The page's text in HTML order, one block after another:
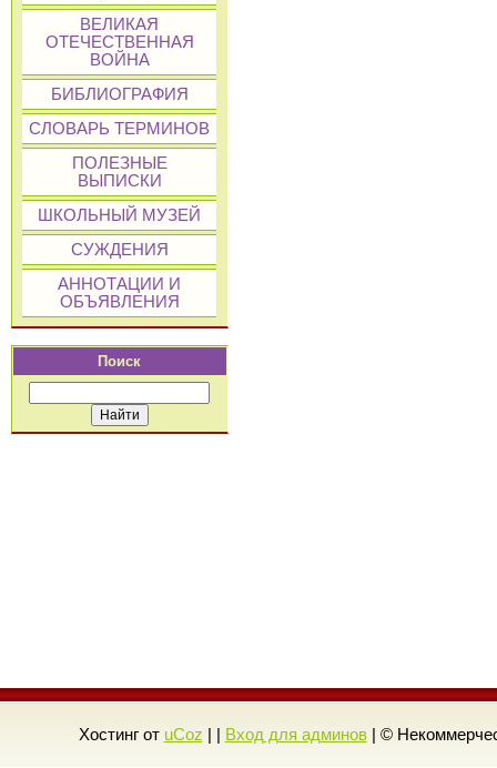
ВЕЛИКАЯ
ОТЕЧЕСТВЕННАЯ
ВОЙНА
БИБЛИОГРАФИЯ
СЛОВАРЬ ТЕРМИНОВ
ПОЛЕЗНЫЕ
ВЫПИСКИ
ШКОЛЬНЫЙ МУЗЕЙ
СУЖДЕНИЯ
АННОТАЦИИ И
ОБЪЯВЛЕНИЯ
Поиск
Хостинг от uCoz Вход для админов| ©